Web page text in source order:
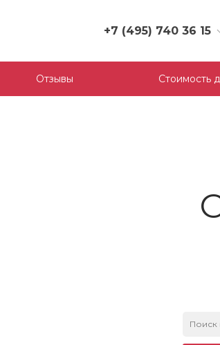
+7 (495) 740 36 15
+7 (495) 740 36 15
г. Москва, Филевский
Отзывы Стоимость